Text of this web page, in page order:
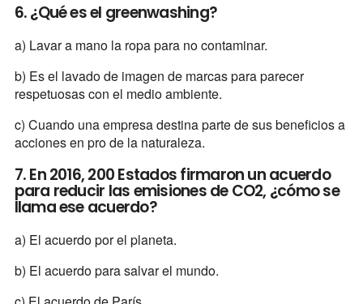
6. ¿Qué es el greenwashing?
a) Lavar a mano la ropa para no contaminar.
b) Es el lavado de imagen de marcas para parecer
respetuosas con el medio ambiente.
c) Cuando una empresa destina parte de sus beneficios a
acciones en pro de la naturaleza.
7. En 2016, 200 Estados firmaron un acuerdo
para reducir las emisiones de CO2, ¿cómo se
llama ese acuerdo?
a) El acuerdo por el planeta.
b) El acuerdo para salvar el mundo.